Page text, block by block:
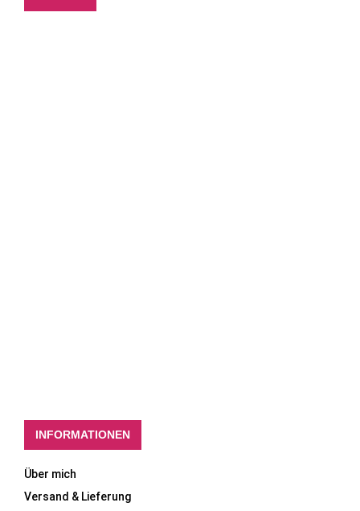
INFORMATIONEN
Über mich
Versand & Lieferung